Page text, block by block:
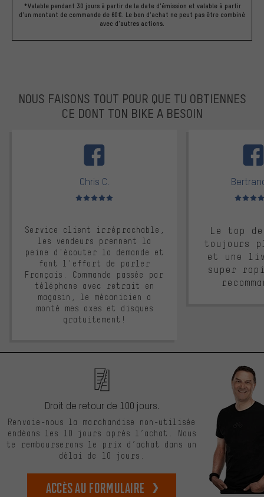
*Valable pendant 30 jours à partir de la date d'émission et valable à partir
d'un montant de commande de 60€. Le bon d'achat ne peut pas être combiné
avec d'autres actions.
NOUS FAISONS TOUT POUR QUE TU OBTIENNES
CE DONT TON BIKE A BESOIN
Chris C.
Note moyenne : 5 sur 5
Service client irréprochable,
les vendeurs prennent la
peine d'écouter la demande et
font l'effort de parler
Français. Commande passée par
téléphone avec retrait en
magasin, le mécanicien a
monté mes axes et disques
gratuitement!
Note
Le top
toujours
et une
super
Droit de retour de 100 jours.
Renvoie-nous la marchandise non-utilisée
endéans les 10 jours après l’achat. Nous
te rembourserons le prix d’achat dans un
délai de 10 jours.
Accès au formulaire